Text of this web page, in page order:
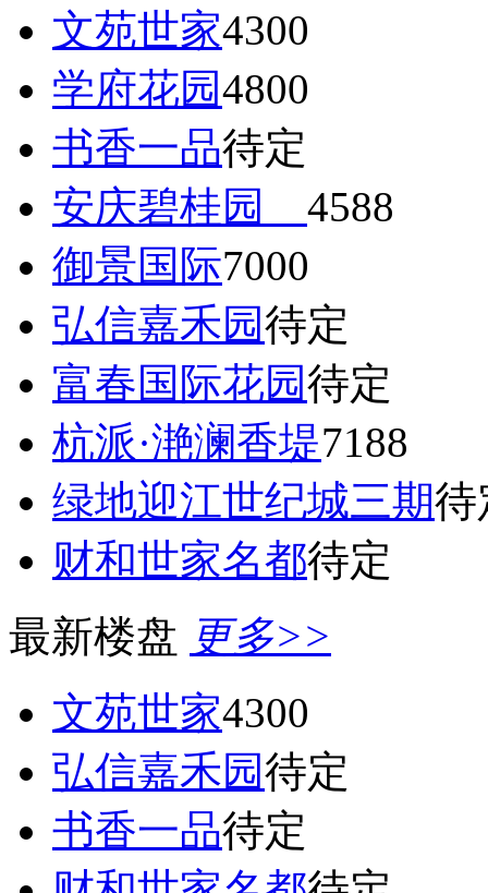
文苑世家4300
学府花园4800
书香一品待定
安庆碧桂园 4588
御景国际7000
弘信嘉禾园待定
富春国际花园待定
杭派·滟澜香堤7188
绿地迎江世纪城三期待
财和世家名都待定
最新楼盘 更多>>
文苑世家4300
弘信嘉禾园待定
书香一品待定